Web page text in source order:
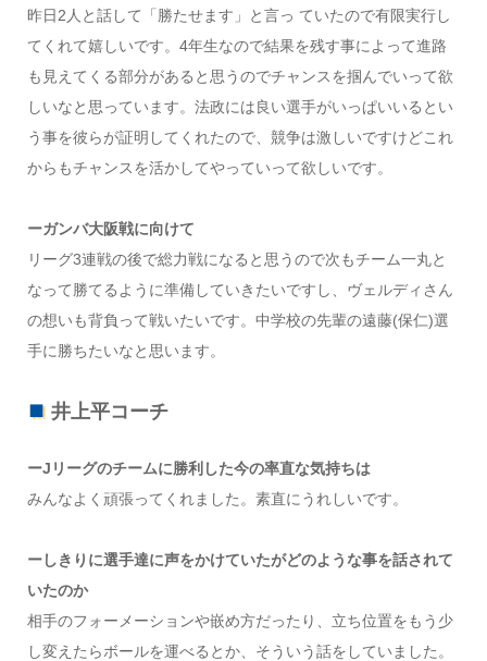
昨日2人と話して「勝たせます」と言っ ていたので有限実行し
てくれて嬉しいです。4年生なので結果を残す事によって進路
も見えてくる部分があると思うのでチャンスを掴んでいって欲
しいなと思っています。法政には良い選手がいっぱいいるとい
う事を彼らが証明してくれたので、競争は激しいですけどこれ
からもチャンスを活かしてやっていって欲しいです。
ーガンバ大阪戦に向けて
リーグ3連戦の後で総力戦になると思うので次もチーム一丸と
なって勝てるように準備していきたいですし、ヴェルディさん
の想いも背負って戦いたいです。中学校の先輩の遠藤(保仁)選
手に勝ちたいなと思います。
井上平コーチ
ーJリーグのチームに勝利した今の率直な気持ちは
みんなよく頑張ってくれました。素直にうれしいです。
ーしきりに選手達に声をかけていたがどのような事を話されて
いたのか
相手のフォーメーションや嵌め方だったり、立ち位置をもう少
し変えたらボールを運べるとか、そういう話をしていました。